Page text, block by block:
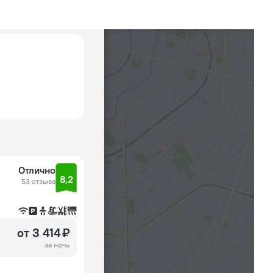
Отлично
53 отзыва 8,2
от 3 414 ₽
за ночь